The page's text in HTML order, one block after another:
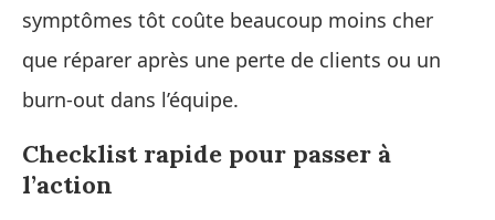
symptômes tôt coûte beaucoup moins cher
que réparer après une perte de clients ou un
burn‑out dans l’équipe.
Checklist rapide pour passer à
l’action